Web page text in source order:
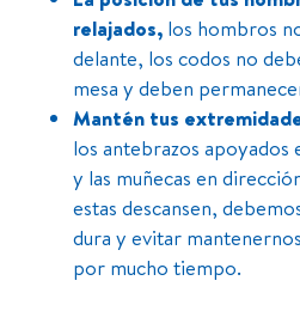
relajados, los hombros
delante, los codos no
mesa y deben
Mantén tus
los antebrazos apoyados
y las muñecas en
estas descansen,
dura y evitar
por mucho tiempo.